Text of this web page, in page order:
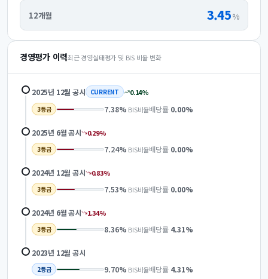
12개월 3.45%
경영평가 이력최근 경영실태평가 및 BIS 비율 변화
2025년 12월 공시 CURRENT 0.14%
3등급 7.38% BIS비율배당률 0.00%
2025년 6월공시 0.29%
3등급 7.24% BIS비율배당률 0.00%
2024년 12월 공시 0.83%
3등급 7.53% BIS비율배당률 0.00%
2024년 6월공시 1.34%
3등급 8.36% BIS비율배당률 4.31%
2023년 12월 공시
2등급 9.70% BIS비율배당률 4.31%